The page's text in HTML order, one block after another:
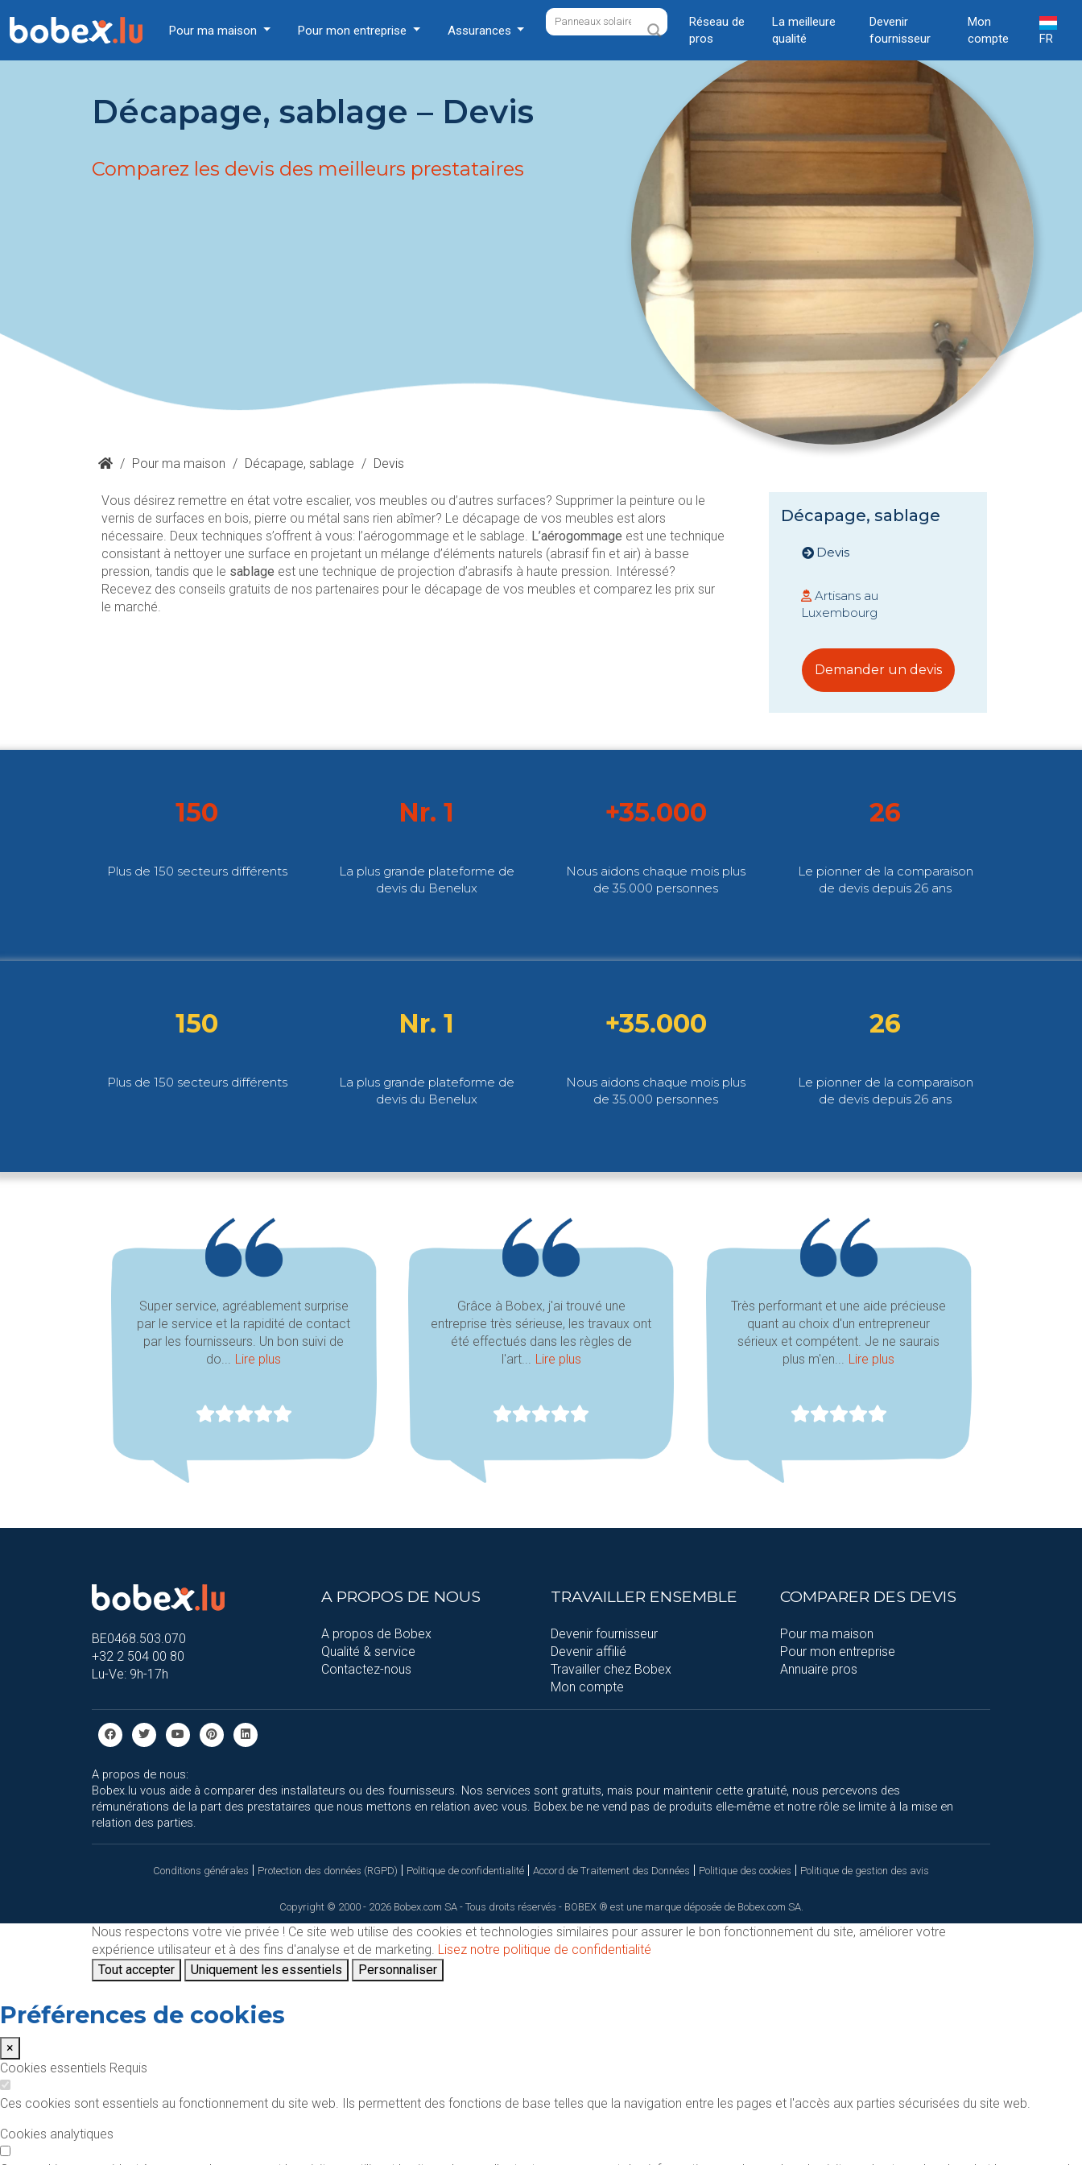
Pour ma maison Pour mon entreprise Assurances
Réseau de
pros
La meilleure
qualité
Devenir
fournisseur
Mon
compte
FR
Décapage, sablage – Devis
Comparez les devis des meilleurs prestataires
/ Pour ma maison / Décapage, sablage / Devis
Vous désirez remettre en état votre escalier, vos meubles ou d’autres surfaces? Supprimer la peinture ou le
vernis de surfaces en bois, pierre ou métal sans rien abîmer? Le décapage de vos meubles est alors
nécessaire. Deux techniques s’offrent à vous: l’aérogommage et le sablage. L’aérogommage est une technique
consistant à nettoyer une surface en projetant un mélange d’éléments naturels (abrasif fin et air) à basse
pression, tandis que le sablage est une technique de projection d’abrasifs à haute pression. Intéressé?
Recevez des conseils gratuits de nos partenaires pour le décapage de vos meubles et comparez les prix sur
le marché.
Décapage, sablage
Devis
Artisans au
Luxembourg
Demander un devis
150
Plus de 150 secteurs différents
Nr. 1
La plus grande plateforme de
devis du Benelux
+35.000
Nous aidons chaque mois plus
de 35.000 personnes
26
Le pionner de la comparaison
de devis depuis 26 ans
150
Plus de 150 secteurs différents
Nr. 1
La plus grande plateforme de
devis du Benelux
+35.000
Nous aidons chaque mois plus
de 35.000 personnes
26
Le pionner de la comparaison
de devis depuis 26 ans
Super service, agréablement surprise
par le service et la rapidité de contact
par les fournisseurs. Un bon suivi de
do... Lire plus
Grâce à Bobex, j'ai trouvé une
entreprise très sérieuse, les travaux ont
été effectués dans les règles de
l'art... Lire plus
Très performant et une aide précieuse
quant au choix d'un entrepreneur
sérieux et compétent. Je ne saurais
plus m'en... Lire plus
BE0468.503.070
+32 2 504 00 80
Lu-Ve: 9h-17h
A PROPOS DE NOUS
A propos de Bobex
Qualité & service
Contactez-nous
TRAVAILLER ENSEMBLE
Devenir fournisseur
Devenir affilié
Travailler chez Bobex
Mon compte
COMPARER DES DEVIS
Pour ma maison
Pour mon entreprise
Annuaire pros
A propos de nous:
Bobex.lu vous aide à comparer des installateurs ou des fournisseurs. Nos services sont gratuits, mais pour maintenir cette gratuité, nous percevons des
rémunérations de la part des prestataires que nous mettons en relation avec vous. Bobex.be ne vend pas de produits elle-même et notre rôle se limite à la mise en
relation des parties.
Conditions générales | Protection des données (RGPD) | Politique de confidentialité | Accord de Traitement des Données | Politique des cookies | Politique de gestion des avis
Copyright © 2000 - 2026 Bobex.com SA - Tous droits réservés - BOBEX ® est une marque déposée de Bobex.com SA.
Nous respectons votre vie privée ! Ce site web utilise des cookies et technologies similaires pour assurer le bon fonctionnement du site, améliorer votre
expérience utilisateur et à des fins d'analyse et de marketing. Lisez notre politique de confidentialité
Tout accepter
Uniquement les essentiels Personnaliser
Préférences de cookies
×
Cookies essentiels Requis
Ces cookies sont essentiels au fonctionnement du site web. Ils permettent des fonctions de base telles que la navigation entre les pages et l'accès aux parties sécurisées du site web.
Cookies analytiques